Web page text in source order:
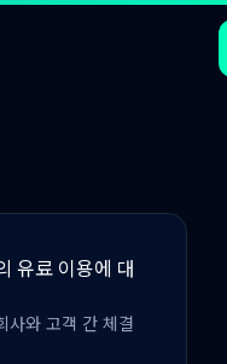
유료 이용에 대
사와 고객 간 체결